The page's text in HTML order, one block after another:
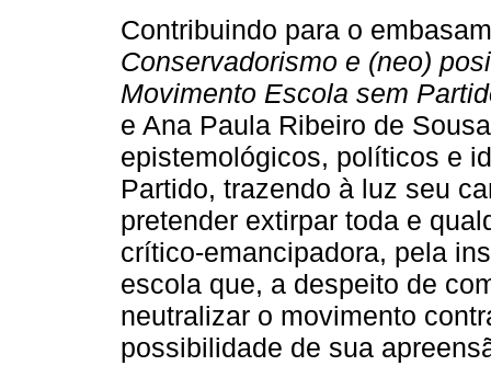
Contribuindo para o
Conservadorismo e (neo)
Movimento Escola sem
e Ana Paula Ribeiro de
epistemológicos, políticos e
Partido, trazendo à luz seu
pretender extirpar toda e
crítico-emancipadora, pela
escola que, a despeito de
neutralizar o movimento
possibilidade de sua